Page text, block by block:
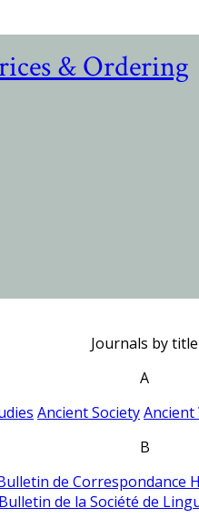
& Ordering
Journals by title
A
Ancient SocietyAncient
B
de Correspondance
Bulletin de la Société de